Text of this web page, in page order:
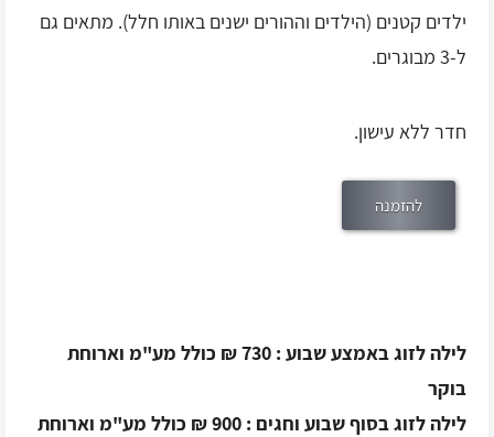
ילדים קטנים (הילדים וההורים ישנים באותו חלל). מתאים גם
ל-3 מבוגרים.
חדר ללא עישון.
להזמנה
לילה לזוג באמצע שבוע : 730 ₪ כולל מע"מ וארוחת
בוקר
לילה לזוג בסוף שבוע וחגים : 900 ₪ כולל מע"מ וארוחת